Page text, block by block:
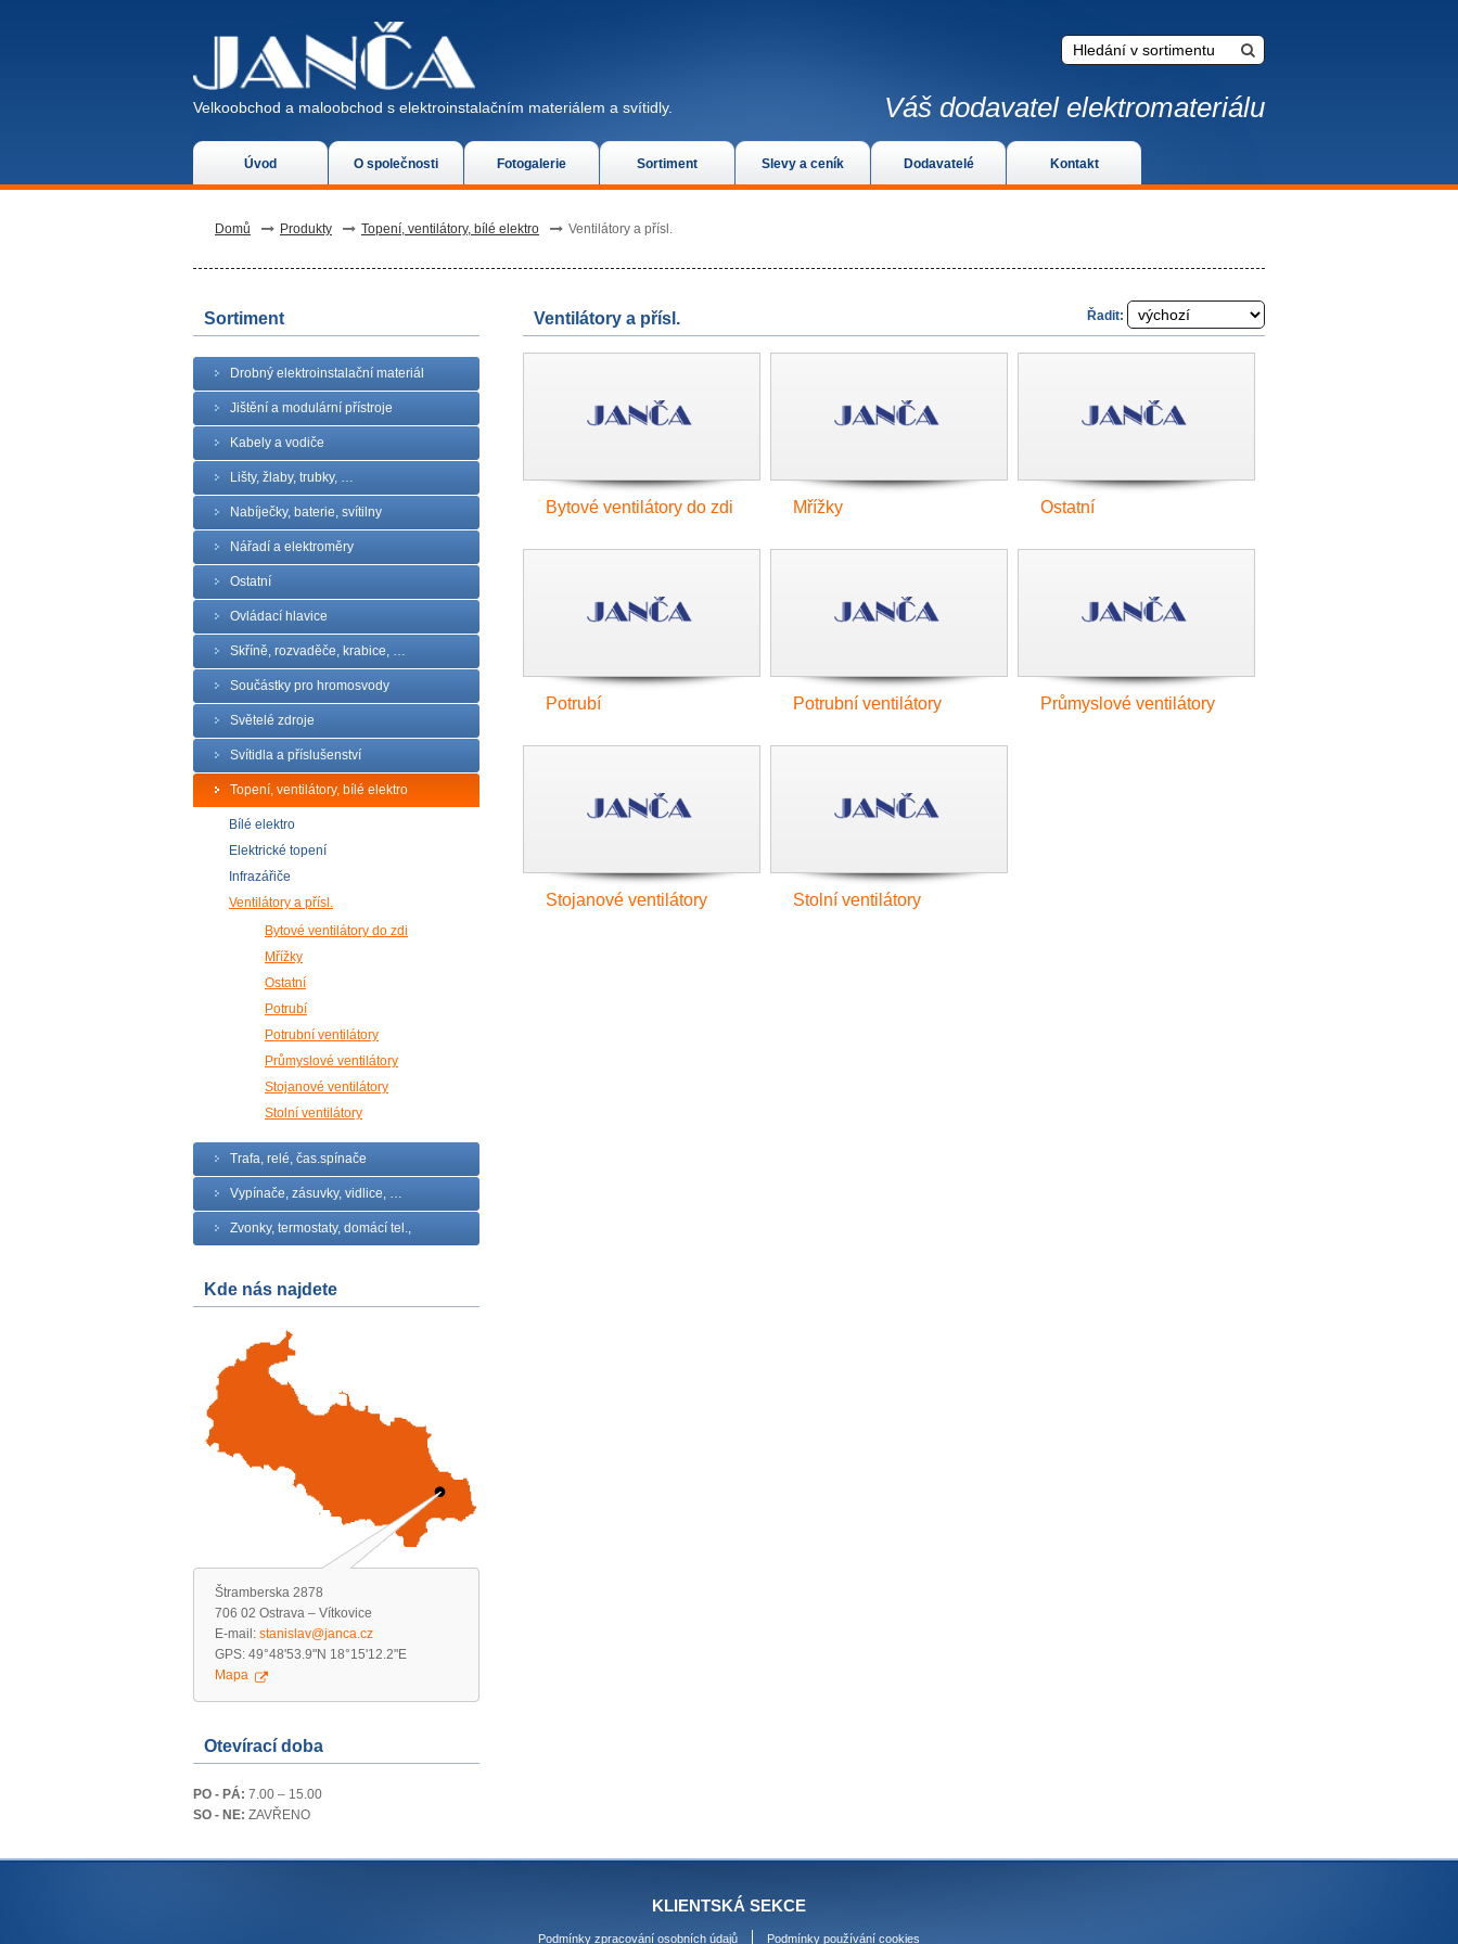
Úvod O společnosti Fotogalerie Sortiment Slevy a ceník Dodavatelé Kontakt
Velkoobchod a maloobchod s elektroinstalačním materiálem a svítidly. Váš dodavatel elektromateriálu
Domů Produkty Topení, ventilátory, bílé elektro Ventilátory a přísl.
Sortiment
Drobný elektroinstalační materiál
Jištění a modulární přístroje
Kabely a vodiče
Lišty, žlaby, trubky, …
Nabíječky, baterie, svítilny
Nářadí a elektroměry
Ostatní
Ovládací hlavice
Skříně, rozvaděče, krabice, …
Součástky pro hromosvody
Světelé zdroje
Svítidla a příslušenství
Topení, ventilátory, bílé elektro
Bílé elektro
Elektrické topení
Infrazářiče
Ventilátory a přísl.
Bytové ventilátory do zdi
Mřížky
Ostatní
Potrubí
Potrubní ventilátory
Průmyslové ventilátory
Stojanové ventilátory
Stolní ventilátory
Trafa, relé, čas.spínače
Vypínače, zásuvky, vidlice, …
Zvonky, termostaty, domácí tel.,
Kde nás najdete
Štramberska 2878
706 02 Ostrava – Vítkovice
E-mail: stanislav@janca.cz
GPS: 49°48'53.9"N 18°15'12.2"E
Mapa
Otevírací doba
PO - PÁ: 7.00 – 15.00
SO - NE: ZAVŘENO
Ventilátory a přísl. Řadit:
Bytové ventilátory do zdi Mřížky Ostatní
Potrubí Potrubní ventilátory Průmyslové ventilátory
Stojanové ventilátory Stolní ventilátory
KLIENTSKÁ SEKCE
Podmínky zpracování osobních údajů Podmínky používání cookies